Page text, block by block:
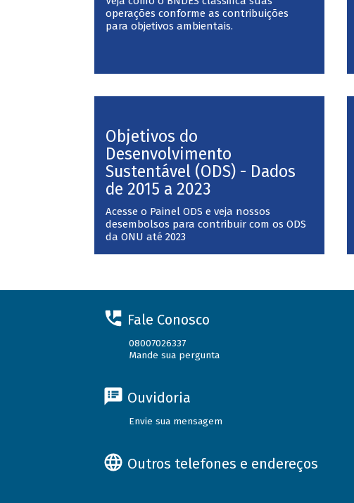
operações conforme as contribuições
para objetivos ambientais.
Objetivos do
Desenvolvimento
Sustentável (ODS) - Dados
de 2015 a 2023
Acesse o Painel ODS e veja nossos
desembolsos para contribuir com os ODS
da ONU até 2023
Fale Conosco
08007026337
Mande sua pergunta
Ouvidoria
Envie sua mensagem
Outros telefones e endereços